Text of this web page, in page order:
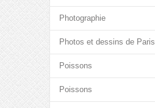
Photographie
Photos et dessins de Paris
Poissons
Poissons